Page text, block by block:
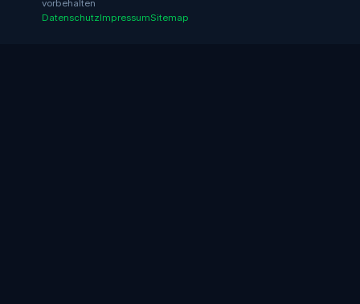
vorbehalten
DatenschutzImpressumSitemap